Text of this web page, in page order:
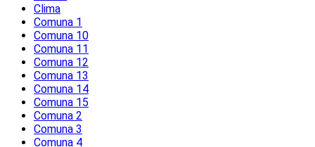
Clima
Comuna 1
Comuna 10
Comuna 11
Comuna 12
Comuna 13
Comuna 14
Comuna 15
Comuna 2
Comuna 3
Comuna 4